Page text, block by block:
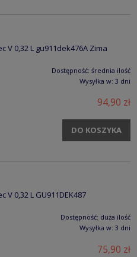
V 0,32 L gu911dek476A Zima
Dostępność: średnia ilość
Wysyłka w: 3 dni
94,90 zł
DO KOSZYKA
V 0,32 L GU911DEK487
Dostępność: duża ilość
Wysyłka w: 3 dni
75,90 zł